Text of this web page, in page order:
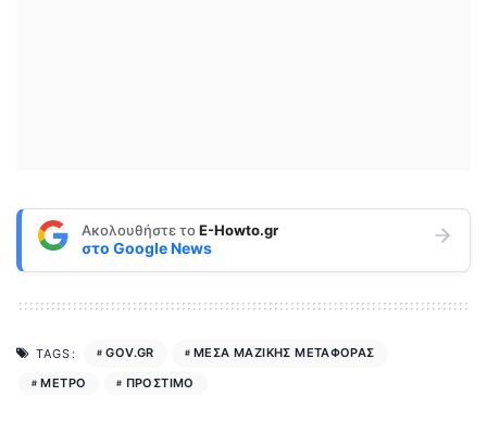
Ακολουθήστε τοE-Howto.gr
στο Google News
TAGS: GOV.GR
ΜΕΣΑ ΜΑΖΙΚΗΣ ΜΕΤΑΦΟΡΑΣ
ΜΕΤΡΟ
ΠΡΟΣΤΙΜΟ